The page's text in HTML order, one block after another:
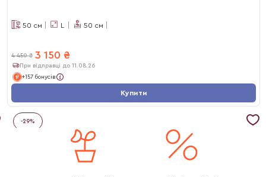
50 см L 50 см
4 450 ₴ 3 150 ₴
При відправці до 11.08.26
+157 бонусів
Купити
-29%